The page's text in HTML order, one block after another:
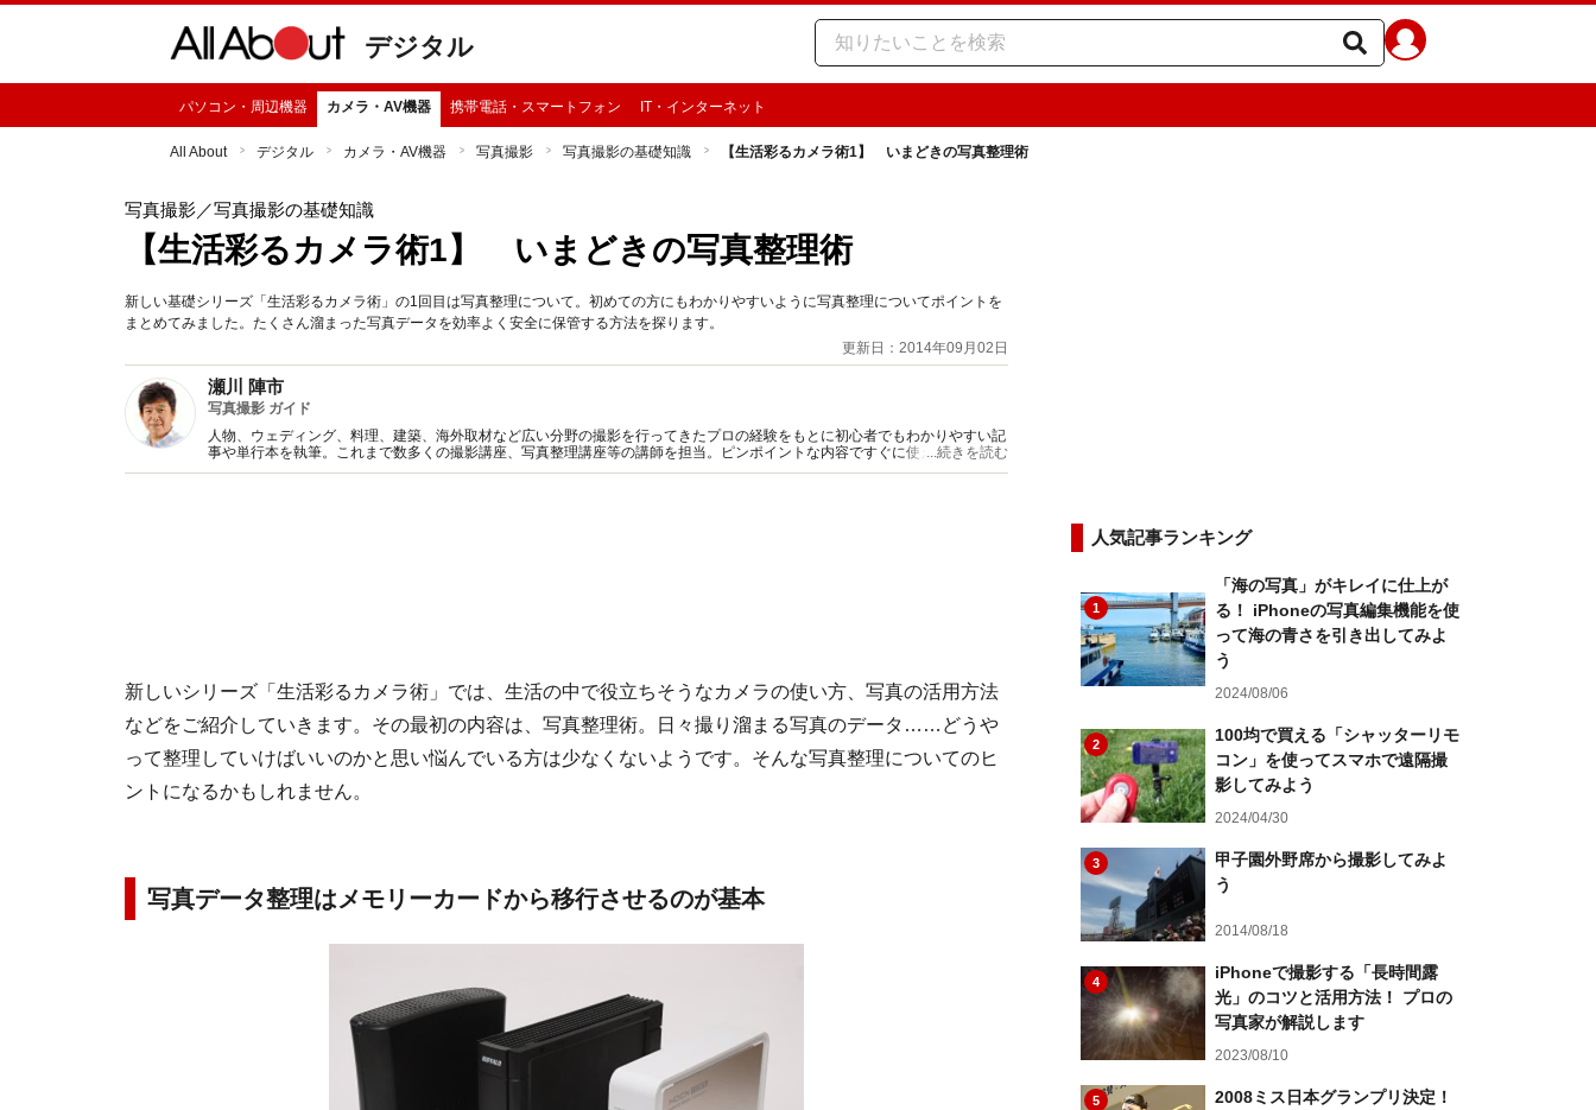
デジタル
パソコン・周辺機器 カメラ・AV機器 携帯電話・スマートフォン IT・インターネット
All About デジタル カメラ・AV機器 写真撮影 写真撮影の基礎知識 【生活彩るカメラ術1】 いまどきの写真整理術
写真撮影／写真撮影の基礎知識
【生活彩るカメラ術1】 いまどきの写真整理術
新しい基礎シリーズ「生活彩るカメラ術」の1回目は写真整理について。初めての方にもわかりやすいように写真整理についてポイントを
まとめてみました。たくさん溜まった写真データを効率よく安全に保管する方法を探ります。
更新日：2014年09月02日
瀬川 陣市
写真撮影 ガイド
人物、ウェディング、料理、建築、海外取材など広い分野の撮影を行ってきたプロの経験をもとに初心者でもわかりやすい記
事や単行本を執筆。これまで数多くの撮影講座、写真整理講座等の講師を担当。ピンポイントな内容ですぐに使えて撮影がよ
り楽しくなる内容を心がけアドバイスしています。
...続きを読む
新しいシリーズ「生活彩るカメラ術」では、生活の中で役立ちそうなカメラの使い方、写真の活用方法
などをご紹介していきます。その最初の内容は、写真整理術。日々撮り溜まる写真のデータ……どうや
って整理していけばいいのかと思い悩んでいる方は少なくないようです。そんな写真整理についてのヒ
ントになるかもしれません。
写真データ整理はメモリーカードから移行させるのが基本
人気記事ランキング
1
「海の写真」がキレイに仕上が
る！ iPhoneの写真編集機能を使
って海の青さを引き出してみよ
う
2024/08/06
2
100均で買える「シャッターリモ
コン」を使ってスマホで遠隔撮
影してみよう
2024/04/30
3
甲子園外野席から撮影してみよ
う
2014/08/18
4
iPhoneで撮影する「長時間露
光」のコツと活用方法！ プロの
写真家が解説します
2023/08/10
5
2008ミス日本グランプリ決定！